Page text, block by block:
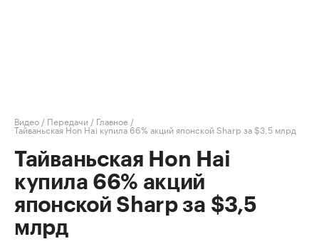
Видео / Передачи / Главное /
Тайваньская Hon Hai купила 66% акций японской Sharp за $3,5 млрд
Тайваньская Hon Hai
купила 66% акций
японской Sharp за $3,5
млрд